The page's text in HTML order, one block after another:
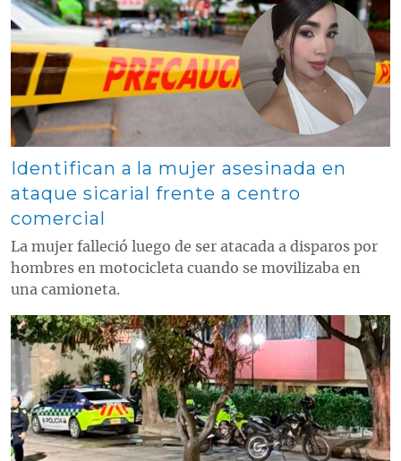
Identifican a la mujer asesinada en
ataque sicarial frente a centro
comercial
La mujer falleció luego de ser atacada a disparos por
hombres en motocicleta cuando se movilizaba en
una camioneta.
Contenido multimedia principal